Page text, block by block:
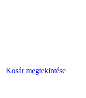
Kosár megtekintése